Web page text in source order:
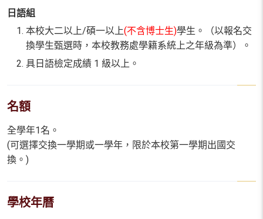
日語組
本校大二以上/碩一以上(不含博士生)學生。（以報名交
換學生甄選時，本校教務處學籍系統上之年級為準）。
具日語檢定成績 1 級以上。
名額
全學年1名。
(可選擇交換一學期或一學年，限於本校第一學期出國交
換。)
學校年曆